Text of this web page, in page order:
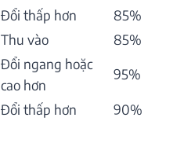
Đổi thấp hơn 85%
Thu vào
85%
Đổi ngang hoặc
cao hơn
95%
Đổi thấp hơn 90%